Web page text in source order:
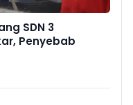
SDN 3
Penyebab